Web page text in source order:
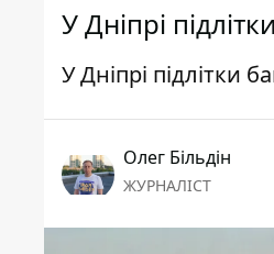
У Дніпрі
У Дніпрі підлітки
Олег Більдін
ЖУРНАЛІСТ